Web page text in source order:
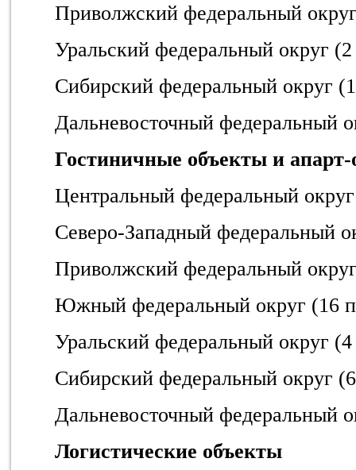
Приволжский федеральный
Уральский федеральный округ (2
Сибирский федеральный округ
Дальневосточный федеральный
Гостиничные объекты и апарт-
Центральный федеральный
Северо-Западный федеральный
Приволжский федеральный
Южный федеральный округ (16
Уральский федеральный округ (4
Сибирский федеральный округ
Дальневосточный федеральный
Логистические объекты